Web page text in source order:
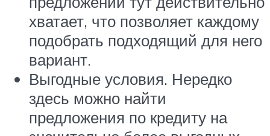
хватает, что позволяет каждому
подобрать подходящий для него
вариант.
Выгодные условия. Нередко
здесь можно найти
предложения по кредиту на